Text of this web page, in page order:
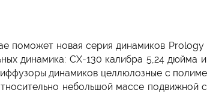
поможет новая серия динамиков Prology
динамика: CX-130 калибра 5,24 дюйма
динамиков целлюлозные с
небольшой массе подвижной